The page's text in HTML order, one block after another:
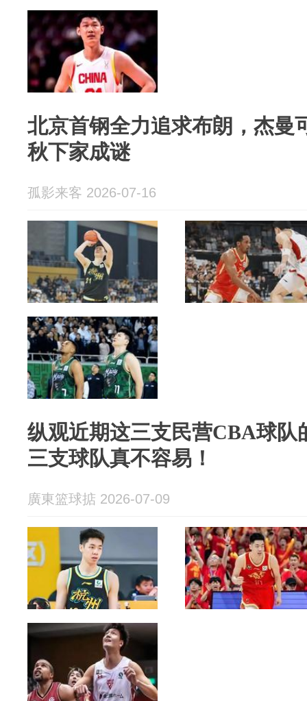
北京首钢全力追求布朗，杰曼
秋下家成谜
孤影来客 2026-07-16
纵观近期这三支民营CBA球队
三支球队真不容易！
廣東篮球掂 2026-07-09